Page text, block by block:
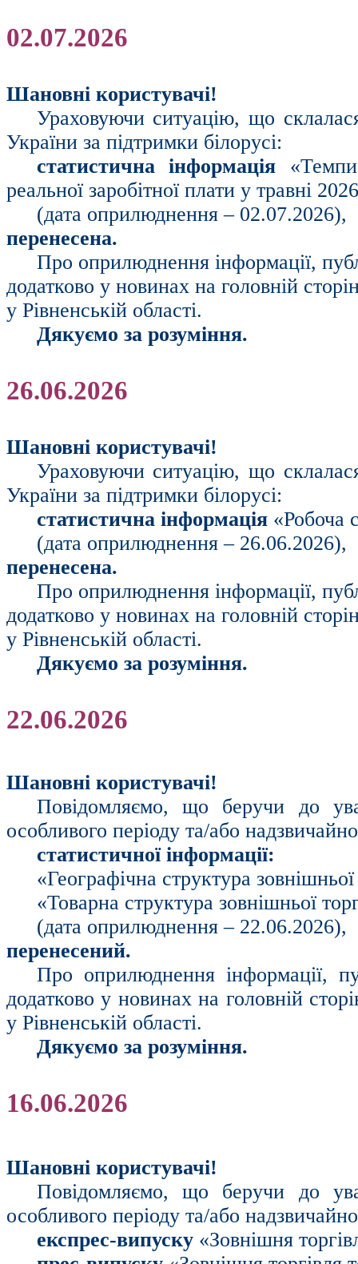
02.07.2026
Шановні користувачі!
Ураховуючи ситуацію, що
України за підтримки білорусі:
статистична інформація
реальної заробітної плати у травні
(дата оприлюднення – 02.07.2026),
перенесена.
Про оприлюднення інформації,
додатково у новинах на головній
у Рівненській області.
Дякуємо за розуміння.
26.06.2026
Шановні користувачі!
Ураховуючи ситуацію, що
України за підтримки білорусі:
статистична інформація «Робоча
(дата оприлюднення – 26.06.2026),
перенесена.
Про оприлюднення інформації,
додатково у новинах на головній
у Рівненській області.
Дякуємо за розуміння.
22.06.2026
Шановні користувачі!
Повідомляємо, що беручи до
особливого періоду та/або
статистичної інформації:
«Географічна структура
«Товарна структура зовнішньої
(дата оприлюднення – 22.06.2026),
перенесений.
Про оприлюднення інформації,
додатково у новинах на головній
у Рівненській області.
Дякуємо за розуміння.
16.06.2026
Шановні користувачі!
Повідомляємо, що беручи до
особливого періоду та/або
експрес-випуску «Зовнішня